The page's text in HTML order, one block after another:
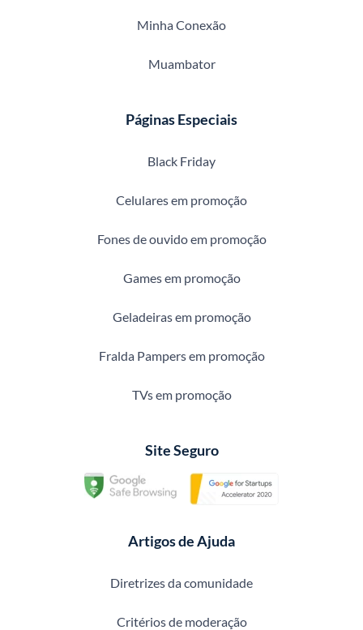
Minha Conexão
Muambator
Páginas Especiais
Black Friday
Celulares em promoção
Fones de ouvido em promoção
Games em promoção
Geladeiras em promoção
Fralda Pampers em promoção
TVs em promoção
Site Seguro
Artigos de Ajuda
Diretrizes da comunidade
Critérios de moderação